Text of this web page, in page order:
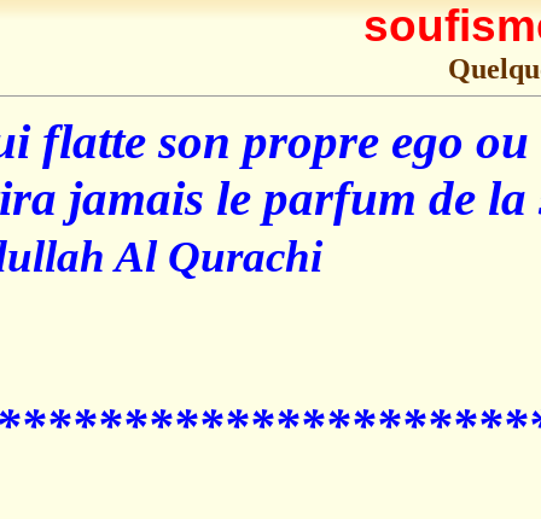
Celui qui flatte son
ne sentira jamais le
Abu Abdullah Al Qurachi